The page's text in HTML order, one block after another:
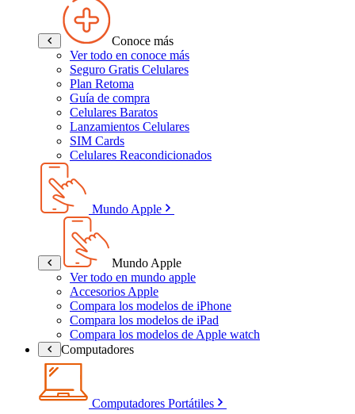
Conoce más
Ver todo en conoce más
Seguro Gratis Celulares
Plan Retoma
Guía de compra
Celulares Baratos
Lanzamientos Celulares
SIM Cards
Celulares Reacondicionados
Mundo Apple
Mundo Apple
Ver todo en mundo apple
Accesorios Apple
Compara los modelos de iPhone
Compara los modelos de iPad
Compara los modelos de Apple watch
Computadores
Computadores Portátiles